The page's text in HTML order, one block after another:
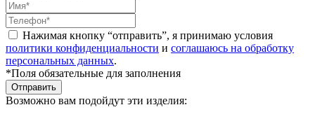
Нажимая кнопку “отправить”, я принимаю условия
политики конфиденциальности и соглашаюсь на обработку
персональных данных.
*Поля обязательные для заполнения
Отправить
Возможно вам подойдут эти изделия: